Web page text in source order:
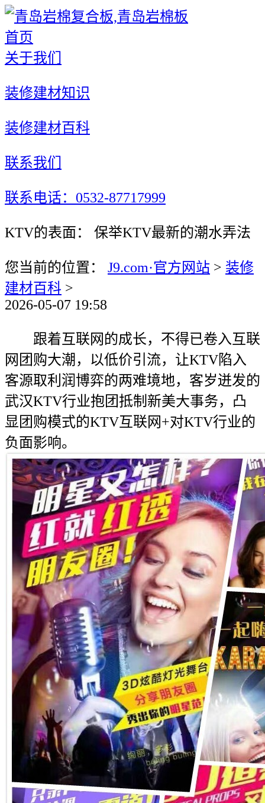
首页
关于我们
装修建材知识
装修建材百科
联系我们
联系电话：0532-87717999
KTV的表面： 保举KTV最新的潮水弄法
您当前的位置： J9.com·官方网站 > 装修
建材百科 >
2026-05-07 19:58
跟着互联网的成长，不得已卷入互联
网团购大潮，以低价引流，让KTV陷入
客源取利润博弈的两难境地，客岁迸发的
武汉KTV行业抱团抵制新美大事务，凸
显团购模式的KTV互联网+对KTV行业的
负面影响。